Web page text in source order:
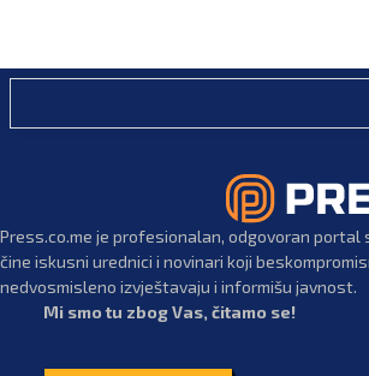
Press.co.me je profesionalan, odgovoran portal
čine iskusni urednici i novinari koji
nedvosmisleno izvještavaju i informišu javnost.
Mi smo tu zbog Vas, čitamo se!